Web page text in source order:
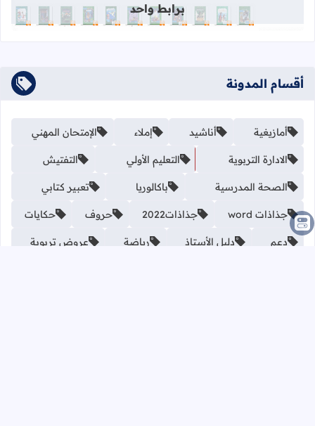
برابط واحد
أقسام المدونة
أمازيغية أناشيد إملاء الإمتحان المهني
الادارة التربوية التعليم الأولي التفتيش
الصحة المدرسية باكالوريا تعبير كتابي
جذاذات word جذاذات2022 حروف حكايات
دعم دليل الأستاذ رياضة عروض تربوية